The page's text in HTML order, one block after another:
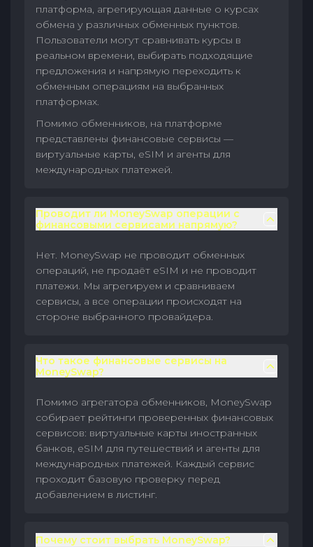
платформа, агрегирующая данные о курсах
обмена у различных обменных пунктов.
Пользователи могут сравнивать курсы в
реальном времени, выбирать подходящие
предложения и напрямую переходить к
обменным операциям на выбранных
платформах.
Помимо обменников, на платформе
представлены финансовые сервисы —
виртуальные карты, eSIM и агенты для
международных платежей.
Проводит ли MoneySwap операции с
финансовыми сервисами напрямую?
Нет. MoneySwap не проводит обменных
операций, не продаёт eSIM и не проводит
платежи. Мы агрегируем и сравниваем
сервисы, а все операции происходят на
стороне выбранного провайдера.
Что такое финансовые сервисы на
MoneySwap?
Помимо агрегатора обменников, MoneySwap
собирает рейтинги проверенных финансовых
сервисов: виртуальные карты иностранных
банков, eSIM для путешествий и агенты для
международных платежей. Каждый сервис
проходит базовую проверку перед
добавлением в листинг.
Почему стоит выбрать MoneySwap?